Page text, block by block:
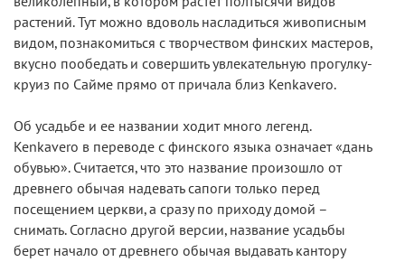
растений. Тут можно вдоволь насладиться живописным
видом, познакомиться с творчеством финских мастеров,
вкусно пообедать и совершить увлекательную прогулку-
круиз по Сайме прямо от причала близ Kenkavero.
Об усадьбе и ее названии ходит много легенд.
Kenkavero в переводе с финского языка означает «дань
обувью». Считается, что это название произошло от
древнего обычая надевать сапоги только перед
посещением церкви, а сразу по приходу домой –
снимать. Согласно другой версии, название усадьбы
берет начало от древнего обычая выдавать кантору